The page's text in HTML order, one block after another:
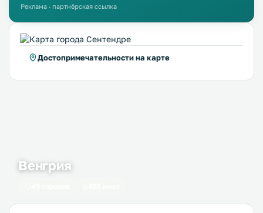
Реклама · партнёрская ссылка
Достопримечательности на карте
Венгрия